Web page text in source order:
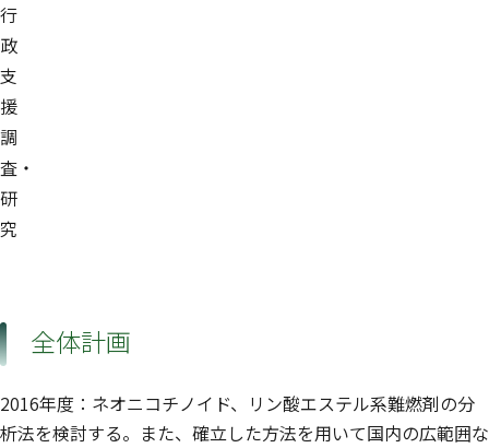
行
政
支
援
調
査・
研
究
全体計画
2016年度：ネオニコチノイド、リン酸エステル系難燃剤の分
析法を検討する。また、確立した方法を用いて国内の広範囲な